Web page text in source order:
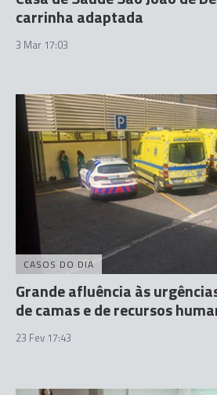
carrinha adaptada
3 Mar 17:03
CASOS DO DIA
Grande afluência às
de camas e de recursos
23 Fev 17:43